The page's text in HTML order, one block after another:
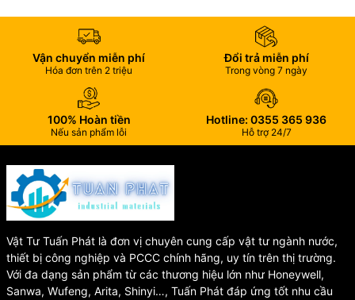
tính thẩm mỹ cho khu vực vệ sinh.
⏳ Độ bền cao
Cơ cấu vận hành ổn định, chịu được tần suất sử dụng thường
xuyên trong thời gian dài.
🚿 Ứng dụng của LB12
Phù hợp với các bộ xả bồn cầu 2 chế độ.
Thay thế nút nhấn cũ bị hư hỏng hoặc xuống cấp.
Sử dụng cho công trình dân dụng, căn hộ, khách sạn, nhà
📞 Mua Cụm 2 Nhấn Vuông
Vận chuyển miễn phí
Hóa đơn trên 2 triệu
Đổi trả miễn phí
Trong vòng 7 ngày
100% Hoàn tiền
Nếu sản phẩm lỗi
Hotline: 0355 365 936
Hỗ trợ 24/7
Vật Tư Tuấn Phát là đơn vị chuyên cung cấp vật tư ngành nước,
thiết bị công nghiệp và PCCC chính hãng, uy tín trên thị trường.
Với đa dạng sản phẩm từ các thương hiệu lớn như Honeywell,
Sanwa, Wufeng, Arita, Shinyi…, Tuấn Phát đáp ứng tốt nhu cầu